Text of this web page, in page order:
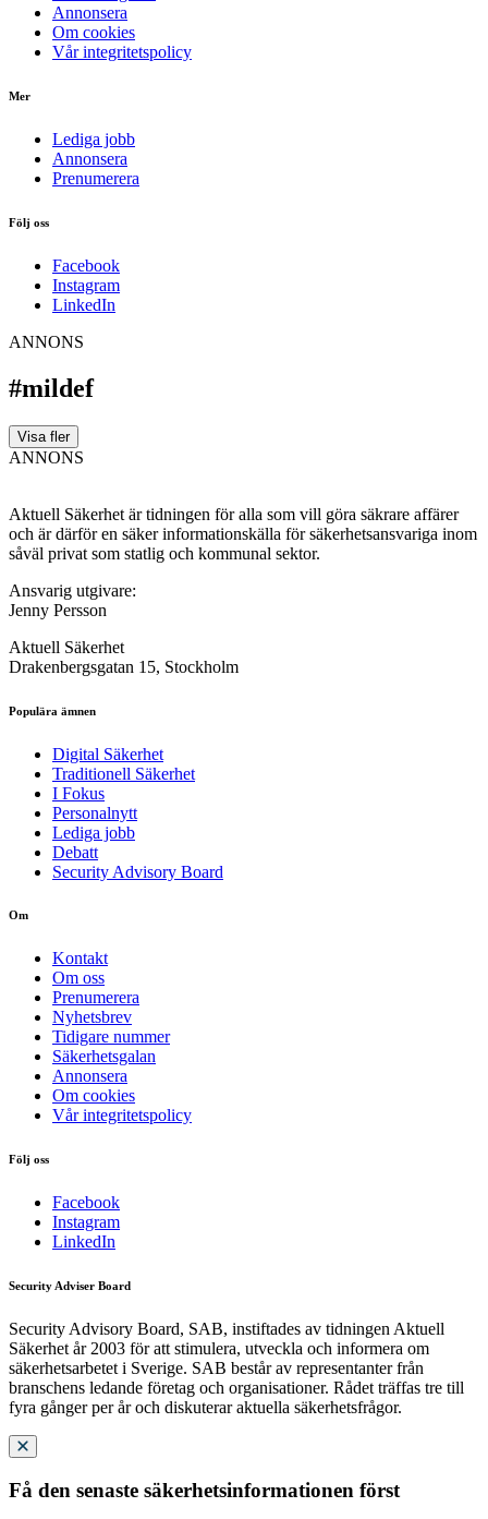
Annonsera
Om cookies
Vår integritetspolicy
Mer
Lediga jobb
Annonsera
Prenumerera
Följ oss
Facebook
Instagram
LinkedIn
ANNONS
#mildef
Visa fler
ANNONS
Aktuell Säkerhet är tidningen för alla som vill göra säkrare affärer
och är därför en säker informationskälla för säkerhets­ansvariga inom
såväl privat som statlig och kommunal sektor.
Ansvarig utgivare:
Jenny Persson
Aktuell Säkerhet
Drakenbergsgatan 15, Stockholm
Populära ämnen
Digital Säkerhet
Traditionell Säkerhet
I Fokus
Personalnytt
Lediga jobb
Debatt
Security Advisory Board
Om
Kontakt
Om oss
Prenumerera
Nyhetsbrev
Tidigare nummer
Säkerhetsgalan
Annonsera
Om cookies
Vår integritetspolicy
Följ oss
Facebook
Instagram
LinkedIn
Security Adviser Board
Security Advisory Board, SAB, instiftades av tidningen Aktuell
Säkerhet år 2003 för att stimulera, utveckla och informera om
säkerhetsarbetet i Sverige. SAB består av representanter från
branschens ledande företag och organisationer. Rådet träffas tre till
fyra gånger per år och diskuterar aktuella säkerhetsfrågor.
Få den senaste säkerhetsinformationen först